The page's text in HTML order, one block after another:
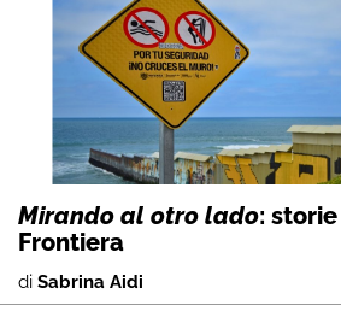
Mirando al otro lado:
Frontiera
di Sabrina Aidi